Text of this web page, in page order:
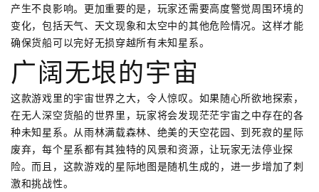
产生不良影响。更加重要的是，玩家还需要高度警觉周围环境的
变化，包括天气、天文现象和太空中的其他危险情况。这样才能
确保货船可以完好无损穿越所有未知星系。
广阔无垠的宇宙
这款游戏里的宇宙世界之大，令人惊叹。如果随心所欲地探索，
在无人深空货船的世界里，玩家将会发现茫茫宇宙之中存在的各
种未知星系。从雨林满载森林、绝美的天空花园、到死寂的星际
废弃，每个星系都有其独特的风景和资源，让玩家无法停业探
险。而且，这款游戏的星际地图是随机生成的，进一步增加了刺
激和挑战性。